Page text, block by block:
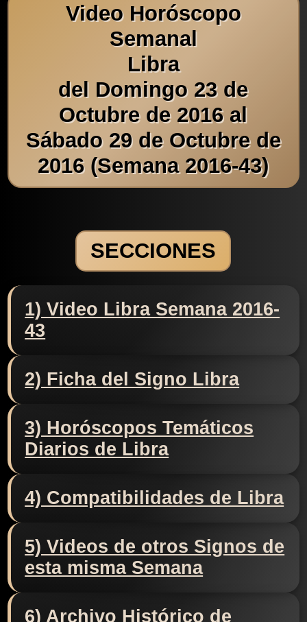
Video Horóscopo
Semanal
Libra
del Domingo 23 de
Octubre de 2016 al
Sábado 29 de Octubre de
2016 (Semana 2016-43)
SECCIONES
1) Video Libra Semana 2016-
43
2) Ficha del Signo Libra
3) Horóscopos Temáticos
Diarios de Libra
4) Compatibilidades de Libra
5) Videos de otros Signos de
esta misma Semana
6) Archivo Histórico de